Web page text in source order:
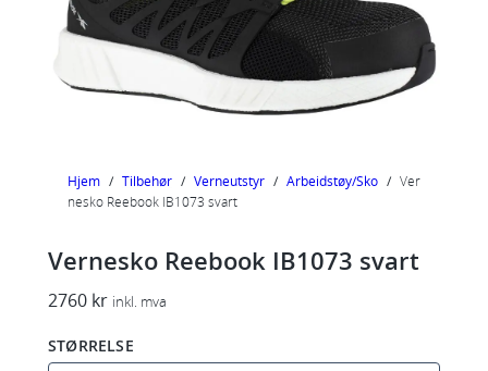
Hjem / Tilbehør / Verneutstyr / Arbeidstøy/Sko / Ver
nesko Reebook IB1073 svart
Vernesko Reebook IB1073 svart
2760 kr inkl. mva
STØRRELSE